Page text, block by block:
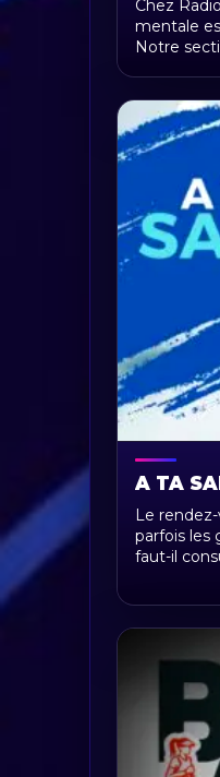
Chez
mentale
Notre
A TA
Le
parfois les
faut-il